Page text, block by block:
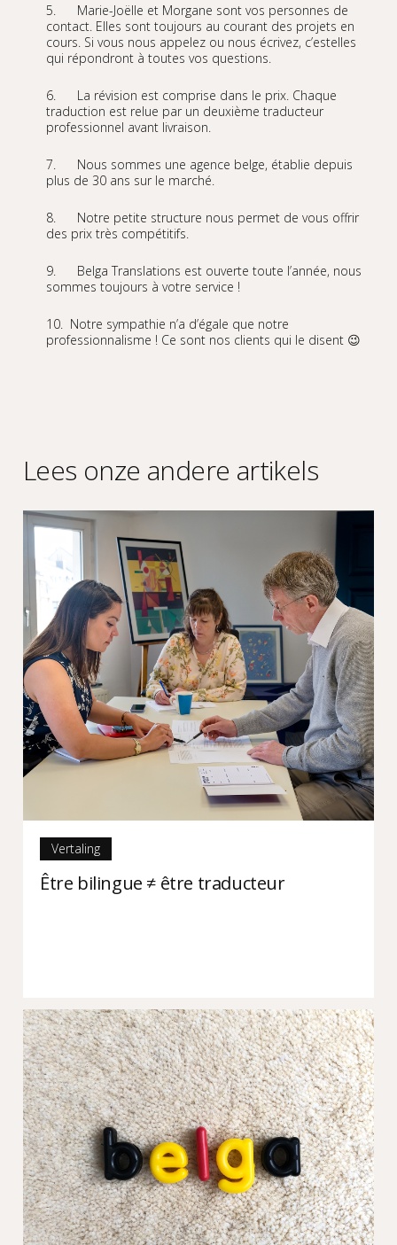
5. Marie-Joëlle et Morgane sont vos personnes de
contact. Elles sont toujours au courant des projets en
cours. Si vous nous appelez ou nous écrivez, c’estelles
qui répondront à toutes vos questions.
6. La révision est comprise dans le prix. Chaque
traduction est relue par un deuxième traducteur
professionnel avant livraison.
7. Nous sommes une agence belge, établie depuis
plus de 30 ans sur le marché.
8. Notre petite structure nous permet de vous offrir
des prix très compétitifs.
9. Belga Translations est ouverte toute l’année, nous
sommes toujours à votre service !
10. Notre sympathie n’a d’égale que notre
professionnalisme ! Ce sont nos clients qui le disent 😉
Lees onze andere artikels
Vertaling
Être bilingue ≠ être traducteur